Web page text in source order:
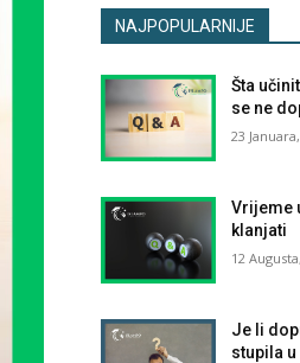
NAJPOPULARNIJE
Šta
se ne
23
Vrijeme
klanjati
12
Je li
stupila